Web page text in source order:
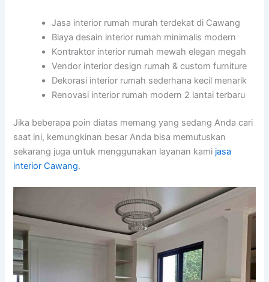
Jasa interior rumah murah terdekat di Cawang
Biaya desain interior rumah minimalis modern
Kontraktor interior rumah mewah elegan megah
Vendor interior design rumah & custom furniture
Dekorasi interior rumah sederhana kecil menarik
Renovasi interior rumah modern 2 lantai terbaru
Jika beberapa poin diatas memang yang sedang Anda cari
saat ini, kemungkinan besar Anda bisa memutuskan
sekarang juga untuk menggunakan layanan kami jasa
interior Cawang.